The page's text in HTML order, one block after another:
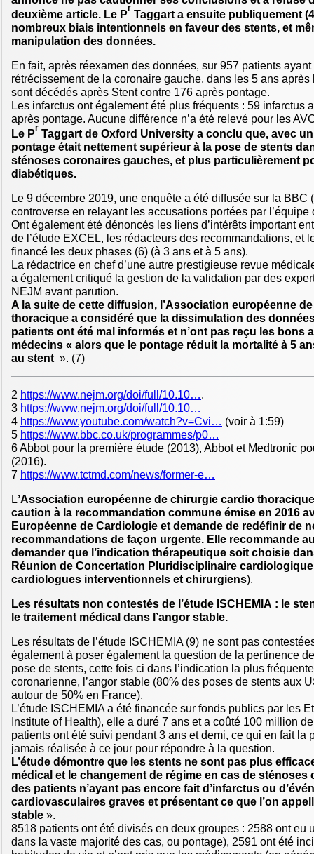
deuxième article. Le P
r
Taggart a ensuite publiquement
nombreux biais intentionnels en faveur des stents, et
manipulation des données.
En fait, après réexamen des données, sur 957 patients
rétrécissement de la coronaire gauche, dans les 5 ans après
sont décédés après Stent contre 176 après pontage.
Les infarctus ont également été plus fréquents : 59 infarctus
après pontage. Aucune différence n’a été relevé pour les
Le P
r
Taggart de Oxford University a conclu que, avec
pontage était nettement supérieur à la pose de stents
sténoses coronaires gauches, et plus particulièrement
diabétiques.
Le 9 décembre 2019, une enquête a été diffusée sur la BBC
controverse en relayant les accusations portées par l’équipe
Ont également été dénoncés les liens d’intérêts important
de l’étude EXCEL, les rédacteurs des recommandations, et
financé les deux phases (6) (à 3 ans et à 5 ans).
La rédactrice en chef d’une autre prestigieuse revue
a également critiqué la gestion de la validation par des
NEJM avant parution.
A la suite de cette diffusion, l’Association européenne
thoracique a considéré que la dissimulation des
patients ont été mal informés et n’ont pas reçu les bons
médecins « alors que le pontage réduit la mortalité à 5
au stent ». (7)
2 https://www.nejm.org/doi/full/10.10….
3 https://www.nejm.org/doi/full/10.10…
4 https://www.youtube.com/watch?v=Cvi… (voir à 1:59)
5 https://www.bbc.co.uk/programmes/p0…
6 Abbot pour la première étude (2013), Abbot et Medtronic
(2016).
7 https://www.tctmd.com/news/former-e…
L’Association européenne de chirurgie cardio
caution à la recommandation commune émise en 2016
Européenne de Cardiologie et demande de redéfinir de
recommandations de façon urgente. Elle recommande
demander que l’indication thérapeutique soit choisie
Réunion de Concertation Pluridisciplinaire
cardiologues interventionnels et chirurgiens).
Les résultats non contestés de l’étude ISCHEMIA : le
le traitement médical dans l’angor stable.
Les résultats de l’étude ISCHEMIA (9) ne sont pas
également à poser également la question de la pertinence
pose de stents, cette fois ci dans l’indication la plus
coronarienne, l’angor stable (80% des poses de stents aux
autour de 50% en France).
L’étude ISCHEMIA a été financée sur fonds publics par les
Institute of Health), elle a duré 7 ans et a coûté 100 million
patients ont été suivi pendant 3 ans et demi, ce qui en fait la
jamais réalisée à ce jour pour répondre à la question.
L’étude démontre que les stents ne sont pas plus
médical et le changement de régime en cas de sténoses
des patients n’ayant pas encore fait d’infarctus ou
cardiovasculaires graves et présentant ce que l’on
stable ».
8518 patients ont été divisés en deux groupes : 2588 ont eu
dans la vaste majorité des cas, ou pontage), 2591 ont été